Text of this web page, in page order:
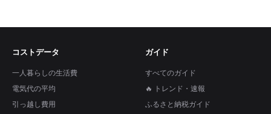
コストデータ
一人暮らしの生活費
電気代の平均
引っ越し費用
ガイド
すべてのガイド
🔥 トレンド・速報
ふるさと納税ガイド